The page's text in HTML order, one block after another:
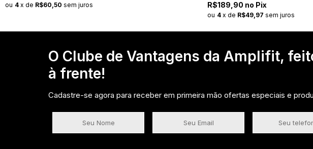
ou 4 x de R$60,50 sem juros
R$189,90 no Pix
ou 4 xde R$49,97 sem juros
O Clube de Vantagens da Amplifit,
à frente!
Cadastre-se agora para receber em primeira mão ofertas especiais e